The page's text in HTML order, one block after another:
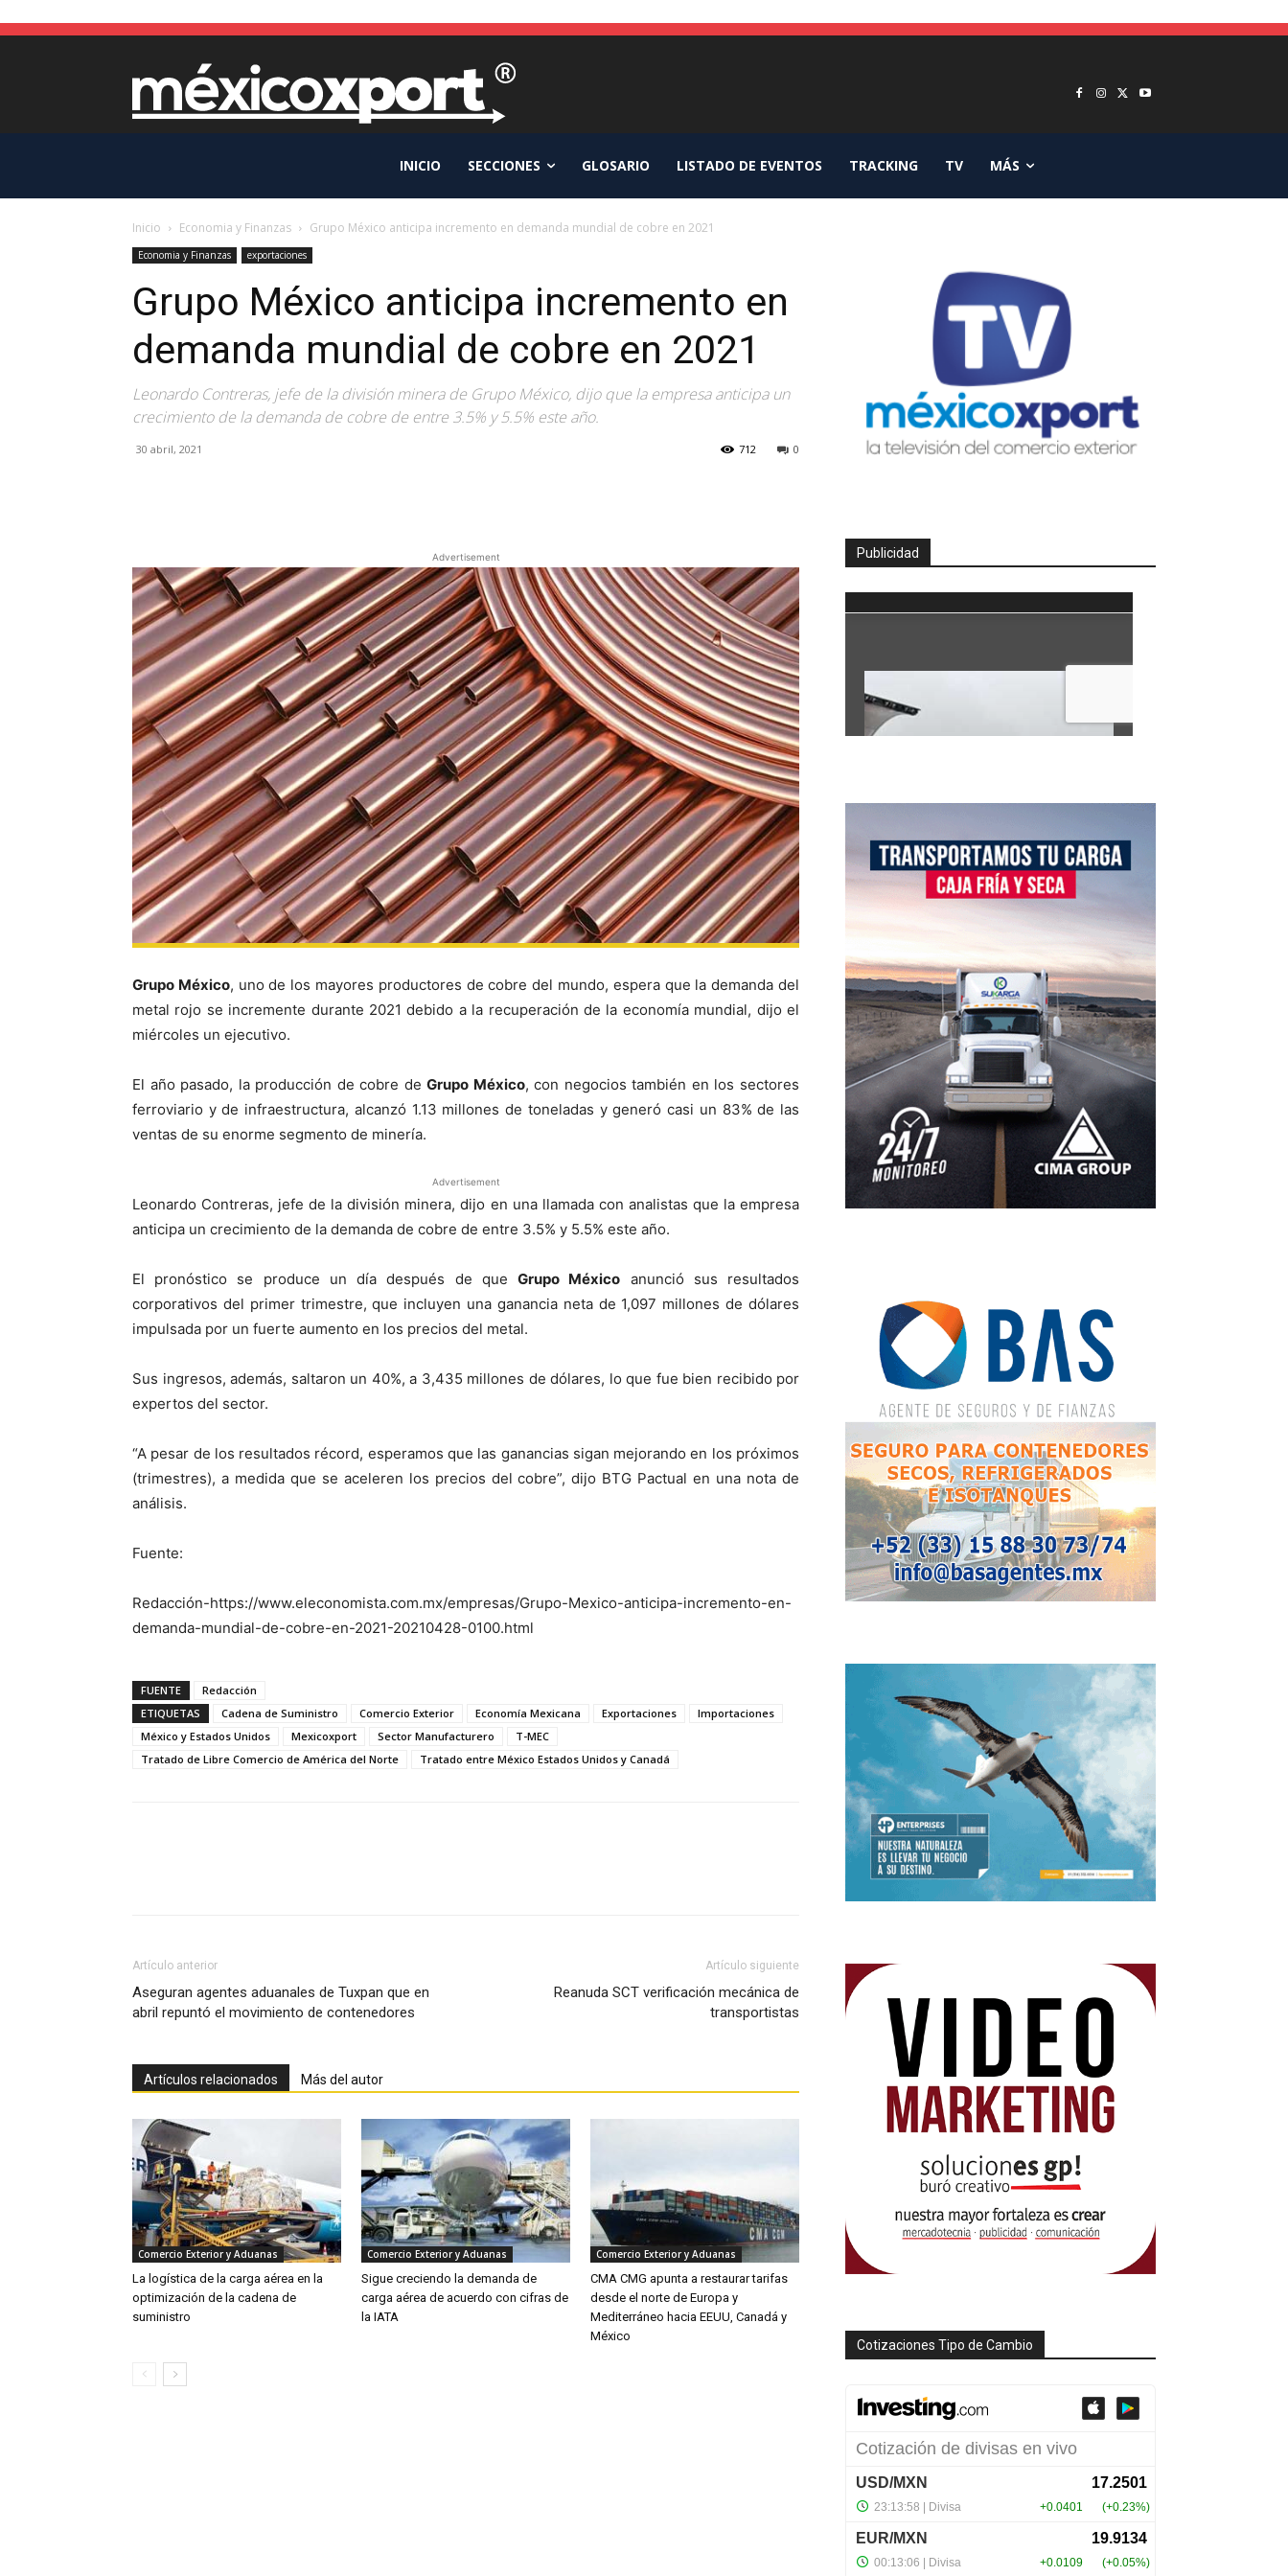
INICIO SECCIONES GLOSARIO LISTADO DE EVENTOS TRACKING TV MÁS
Inicio Economia y Finanzas Grupo México anticipa incremento en demanda mundial de cobre en 2021
Economia y Finanzas exportaciones
Grupo México anticipa incremento en
demanda mundial de cobre en 2021
Leonardo Contreras, jefe de la división minera de Grupo México, dijo que la empresa anticipa un
crecimiento de la demanda de cobre de entre 3.5% y 5.5% este año.
30 abril, 2021 0
712
Advertisement
Grupo México, uno de los mayores productores de cobre del mundo, espera que la demanda del
metal rojo se incremente durante 2021 debido a la recuperación de la economía mundial, dijo el
miércoles un ejecutivo.
El año pasado, la producción de cobre deGrupo México, con negocios también en los sectores
ferroviario y de infraestructura, alcanzó 1.13 millones de toneladas y generó casi un 83% de las
ventas de su enorme segmento de minería.
Advertisement
Leonardo Contreras, jefe de la división minera, dijo en una llamada con analistas que la empresa
anticipa un crecimiento de la demanda de cobre de entre 3.5% y 5.5% este año.
El pronóstico se produce un día después de queGrupo México anunció sus resultados
corporativos del primer trimestre, que incluyen una ganancia neta de 1,097 millones de dólares
impulsada por un fuerte aumento en los precios del metal.
Sus ingresos, además, saltaron un 40%, a 3,435 millones de dólares, lo que fue bien recibido por
expertos del sector.
“A pesar de los resultados récord, esperamos que las ganancias sigan mejorando en los próximos
(trimestres), a medida que se aceleren los precios del cobre”, dijo BTG Pactual en una nota de
análisis.
Fuente:
Redacción-https://www.eleconomista.com.mx/empresas/Grupo-Mexico-anticipa-incremento-en-
demanda-mundial-de-cobre-en-2021-20210428-0100.html
FUENTE
Redacción
ETIQUETAS
Cadena de Suministro Comercio Exterior Economía Mexicana Exportaciones
Importaciones
México y Estados Unidos
Mexicoxport Sector Manufacturero
T-MEC
Tratado de Libre Comercio de América del Norte
Tratado entre México Estados Unidos y Canadá
Artículo anterior
Aseguran agentes aduanales de Tuxpan que en
abril repuntó el movimiento de contenedores
Artículo siguiente
Reanuda SCT verificación mecánica de
transportistas
Artículos relacionados Más del autor
Comercio Exterior y Aduanas
La logística de la carga aérea en la
optimización de la cadena de
suministro
Comercio Exterior y Aduanas
Sigue creciendo la demanda de
carga aérea de acuerdo con cifras de
la IATA
Comercio Exterior y Aduanas
CMA CMG apunta a restaurar tarifas
desde el norte de Europa y
Mediterráneo hacia EEUU, Canadá y
México
Publicidad
Cotizaciones Tipo de Cambio